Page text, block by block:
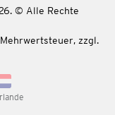
© Alle Rechte
zzgl.